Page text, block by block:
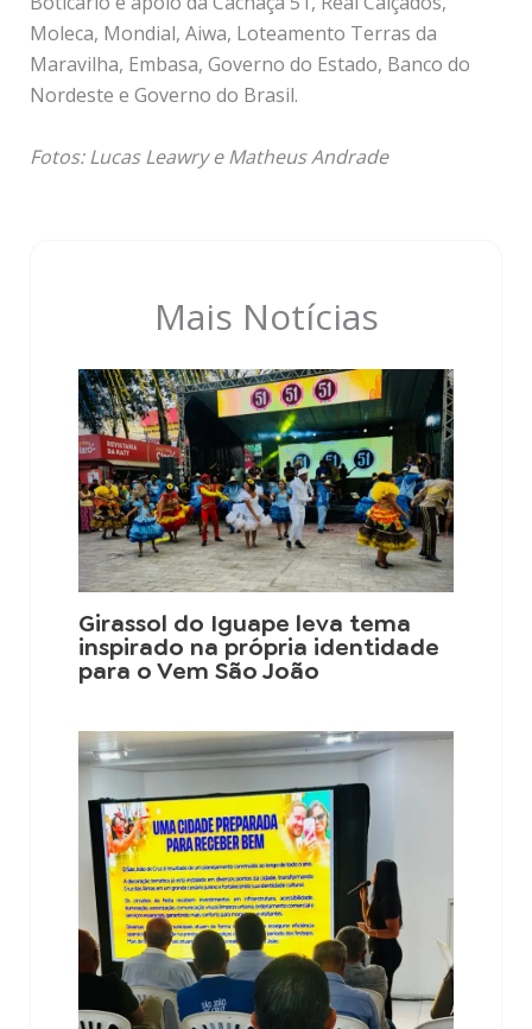
Moleca, Mondial, Aiwa, Loteamento Terras da
Maravilha, Embasa, Governo do Estado, Banco do
Nordeste e Governo do Brasil.
Fotos: Lucas Leawry e Matheus Andrade
Mais Notícias
Girassol do Iguape leva tema
inspirado na própria identidade
para o Vem São João